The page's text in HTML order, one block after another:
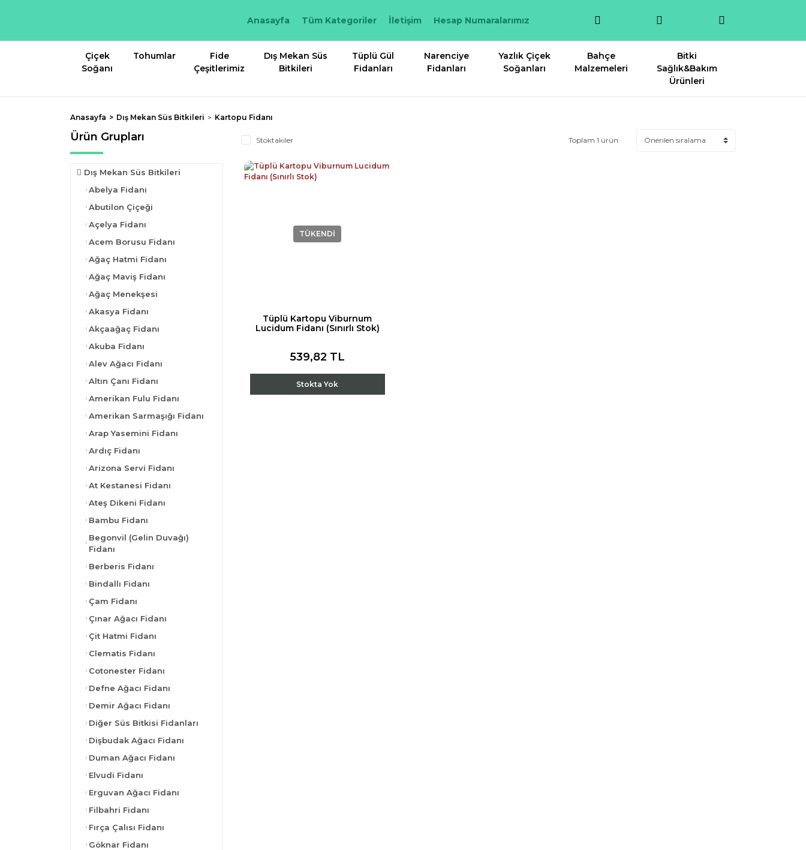
Anasayfa Tüm Kategoriler İletişim Hesap Numaralarımız
Çiçek
Soğanı
Tohumlar
Fide
Çeşitlerimiz
Dış Mekan Süs
Bitkileri
Tüplü Gül
Fidanları
Narenciye
Fidanları
Yazlık Çiçek
Soğanları
Bahçe
Malzemeleri
Bitki
Sağlık&Bakım
Ürünleri
Anasayfa Dış Mekan Süs Bitkileri Kartopu Fidanı
Ürün Grupları
Dış Mekan Süs Bitkileri
Abelya Fidanı
Abutilon Çiçeği
Açelya Fidanı
Acem Borusu Fidanı
Ağaç Hatmi Fidanı
Ağaç Maviş Fidanı
Ağaç Menekşesi
Akasya Fidanı
Akçaağaç Fidanı
Akuba Fidanı
Alev Ağacı Fidanı
Altın Çanı Fidanı
Amerikan Fulu Fidanı
Amerikan Sarmaşığı Fidanı
Arap Yasemini Fidanı
Ardıç Fidanı
Arizona Servi Fidanı
At Kestanesi Fidanı
Ateş Dikeni Fidanı
Bambu Fidanı
Begonvil (Gelin Duvağı)
Fidanı
Berberis Fidanı
Bindallı Fidanı
Çam Fidanı
Çınar Ağacı Fidanı
Çit Hatmi Fidanı
Clematis Fidanı
Cotonester Fidanı
Defne Ağacı Fidanı
Demir Ağacı Fidanı
Diğer Süs Bitkisi Fidanları
Dişbudak Ağacı Fidanı
Duman Ağacı Fidanı
Elvudi Fidanı
Erguvan Ağacı Fidanı
Filbahri Fidanı
Fırça Çalısı Fidanı
Göknar Fidanı
Stoktakiler Toplam 1 ürün
TÜKENDİ
Tüplü Kartopu Viburnum
Lucidum Fidanı (Sınırlı Stok)
539,82 TL
Stokta Yok